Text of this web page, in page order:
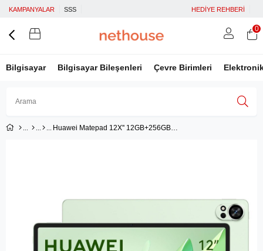
KAMPANYALAR SSS HEDİYE REHBERİ
Bilgisayar Bilgisayar Bileşenleri Çevre Birimleri
Üye Ol
0
Huawei Matepad 12X'' 12GB+256GB Tablet Green 53014KNT (Laurent-W09DK)